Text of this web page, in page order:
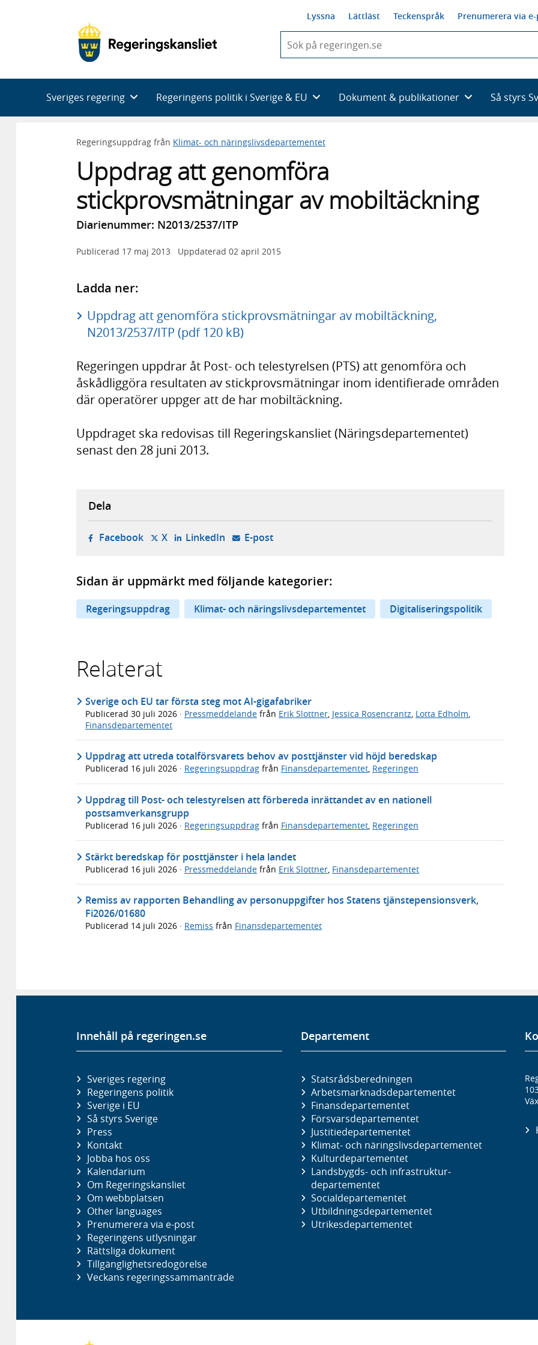
Lyssna Lättläst Teckenspråk Prenumerera via
du
skriva
framträder
en
med
Sveriges regering Regeringens politik i Sverige & EU Dokument & publikationer Så styrs
Regeringsuppdrag från Klimat- och näringslivsdepartementet
Uppdrag att genomföra
stickprovsmätningar av mobiltäckning
Diarienummer: N2013/2537/ITP
Publicerad 17 maj 2013 Uppdaterad 02 april 2015
Ladda ner:
Uppdrag att genomföra stickprovsmätningar av mobiltäckning,
N2013/2537/ITP (pdf 120 kB)
Regeringen uppdrar åt Post- och telestyrelsen (PTS) att genomföra och
åskådliggöra resultaten av stickprovsmätningar inom identifierade områden
där operatörer uppger att de har mobiltäckning.
Uppdraget ska redovisas till Regeringskansliet (Näringsdepartementet)
senast den 28 juni 2013.
Dela
Facebook- öppnas i ny flik, extern webbplats,
X- öppnas i ny flik, extern webbplats,
LinkedIn- öppnas i ny flik, extern webbplats,
E-post- öppnar din e-postklient,
Sidan är uppmärkt med följande kategorier:
Regeringsuppdrag Klimat- och näringslivsdepartementet Digitaliseringspolitik
Relaterat
Sverige och EU tar första steg mot AI-gigafabriker
Publicerad 30 juli 2026 · Pressmeddelande från Erik Slottner Jessica Rosencrantz Lotta Edholm
Finansdepartementet
Uppdrag att utreda totalförsvarets behov av posttjänster vid höjd beredskap
Publicerad 16 juli 2026 · Regeringsuppdrag från Finansdepartementet, Regeringen
Uppdrag till Post- och telestyrelsen att förbereda inrättandet av en nationell
postsamverkansgrupp
Publicerad 16 juli 2026 · Regeringsuppdrag från Finansdepartementet, Regeringen
Stärkt beredskap för posttjänster i hela landet
Publicerad 16 juli 2026 · Pressmeddelande från Erik Slottner Finansdepartementet
Remiss av rapporten Behandling av personuppgifter hos Statens tjänstepensionsverk,
Fi2026/01680
Publicerad 14 juli 2026 · Remiss från Finansdepartementet
Innehåll på regeringen.se
Sveriges regering
Regeringens politik
Sverige i EU
Så styrs Sverige
Press
Kontakt
Jobba hos oss
Kalendarium
Om Regeringskansliet
Om webbplatsen
Other languages
Prenumerera via e-post
Regeringens utlysningar
Rättsliga dokument
Tillgänglighetsredogörelse
Veckans regeringssammanträde
Departement
Statsrådsberedningen
Arbetsmarknads­departementet
Finans­departementet
Försvars­departementet
Justitie­departementet
Klimat- och näringslivs­departementet
Kultur­departementet
Landsbygds- och infrastruktur­
departementet
Social­departementet
Utbildnings­departementet
Utrikes­departementet